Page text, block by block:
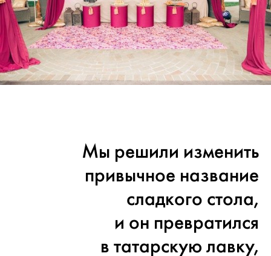
Мы решили изменить
привычное название
сладкого стола,
и он превратился
в татарскую лавку,